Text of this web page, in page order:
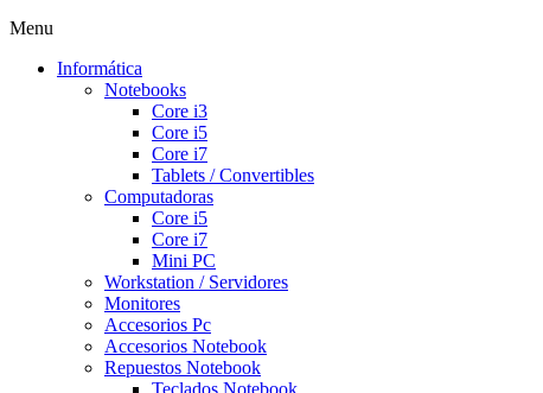
Menu
Informática
Notebooks
Core i3
Core i5
Core i7
Tablets / Convertibles
Computadoras
Core i5
Core i7
Mini PC
Workstation / Servidores
Monitores
Accesorios Pc
Accesorios Notebook
Repuestos Notebook